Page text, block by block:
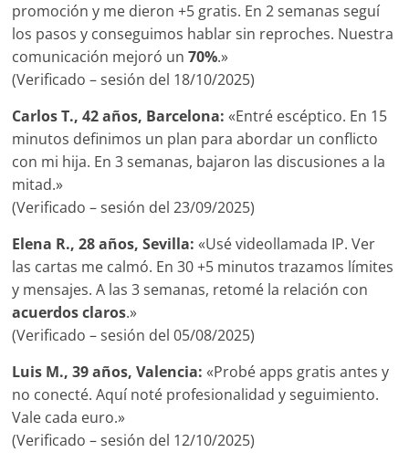
promoción y me dieron +5 gratis. En 2 semanas seguí
los pasos y conseguimos hablar sin reproches. Nuestra
comunicación mejoró un70%.»
(Verificado – sesión del 18/10/2025)
Carlos T., 42 años, Barcelona: «Entré escéptico. En 15
minutos definimos un plan para abordar un conflicto
con mi hija. En 3 semanas, bajaron las discusiones a la
mitad.»
(Verificado – sesión del 23/09/2025)
Elena R., 28 años, Sevilla: «Usé videollamada IP. Ver
las cartas me calmó. En 30 +5 minutos trazamos límites
y mensajes. A las 3 semanas, retomé la relación con
acuerdos claros.»
(Verificado – sesión del 05/08/2025)
Luis M., 39 años, Valencia: «Probé apps gratis antes y
no conecté. Aquí noté profesionalidad y seguimiento.
Vale cada euro.»
(Verificado – sesión del 12/10/2025)